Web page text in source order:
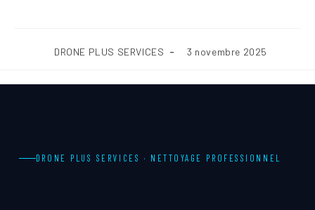
DRONE PLUS SERVICES 3 novembre 2025
DRONE PLUS SERVICES · NETTOYAGE PROFESSIONNEL